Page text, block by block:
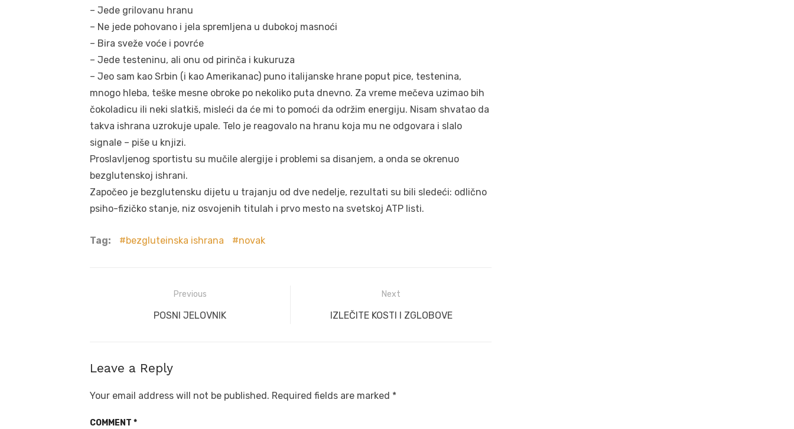
– Jede grilovanu hranu
– Ne jede pohovano i jela spremljena u dubokoj masnoći
– Bira sveže voće i povrće
– Jede testeninu, ali onu od pirinča i kukuruza
– Jeo sam kao Srbin (i kao Amerikanac) puno italijanske hrane poput pice, testenina,
mnogo hleba, teške mesne obroke po nekoliko puta dnevno. Za vreme mečeva uzimao bih
čokoladicu ili neki slatkiš, misleći da će mi to pomoći da održim energiju. Nisam shvatao da
takva ishrana uzrokuje upale. Telo je reagovalo na hranu koja mu ne odgovara i slalo
signale – piše u knjizi.
Proslavljenog sportistu su mučile alergije i problemi sa disanjem, a onda se okrenuo
bezglutenskoj ishrani.
Započeo je bezglutensku dijetu u trajanju od dve nedelje, rezultati su bili sledeći: odlično
psiho-fizičko stanje, niz osvojenih titulah i prvo mesto na svetskoj ATP listi.
Tag: bezgluteinska ishrana novak
navigation
Previous
Previous
POSNI JELOVNIK
Next
Next
IZLEČITE KOSTI I ZGLOBOVE
Leave a Reply
Your email address will not be published. Required fields are marked *
COMMENT *